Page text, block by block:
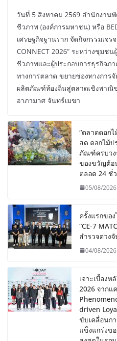
วันที่ 5 สิงหาคม 2569 สำนักงาน
ชีวภาพ (องค์การมหาชน) หรือ
เศรษฐกิจฐานราก จัดกิจกรรมเจร
CONNECT 2026” ระหว่างชุมช
ชีวภาพและผู้ประกอบการธุรกิจภา
ทางการตลาด ขยายช่องทางการ
ผลิตภัณฑ์ท้องถิ่นสู่ตลาดเชิงพาณิ
อาภามาศ จันทร์เมฆา
“ตลาดดอก
สด ดอกไม้ป
ภัณฑ์ครบวง
ของขวัญต้อ
ตลอด 24 ชั่
05/08/2026
ครั้งแรกขอ
“CE-7
สำรวจดวง
04/08/2026
เจาะเบื้องห
2026 จากแ
driven
ขับเคลื่อนก
แข็งแกร่งข